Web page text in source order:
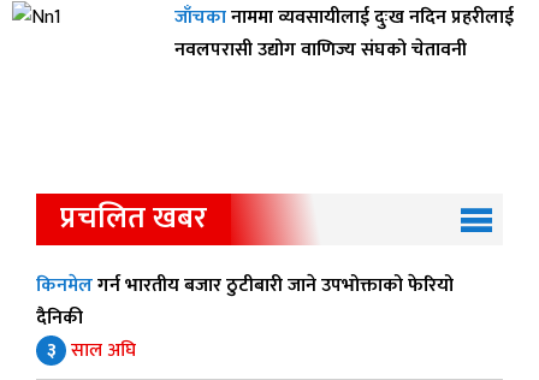
जाँचकानाममा व्यवसायीलाई दुःख नदिन प्रहरीलाई
नवलपरासी उद्योग वाणिज्य संघको चेतावनी
प्रचलित खबर
किनमेलगर्न भारतीय बजार ठुटीबारी जाने उपभोक्ताको फेरियो
दैनिकी
३ साल अघि